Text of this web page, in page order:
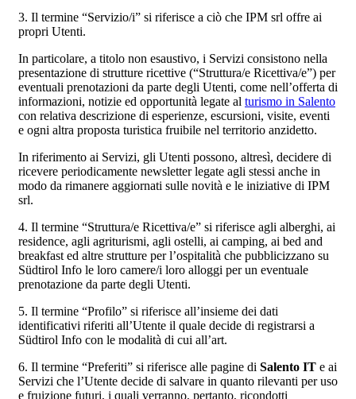
3. Il termine “Servizio/i” si riferisce a ciò che IPM srl offre ai
propri Utenti.
In particolare, a titolo non esaustivo, i Servizi consistono nella
presentazione di strutture ricettive (“Struttura/e Ricettiva/e”) per
eventuali prenotazioni da parte degli Utenti, come nell’offerta di
informazioni, notizie ed opportunità legate al turismo in Salento
con relativa descrizione di esperienze, escursioni, visite, eventi
e ogni altra proposta turistica fruibile nel territorio anzidetto.
In riferimento ai Servizi, gli Utenti possono, altresì, decidere di
ricevere periodicamente newsletter legate agli stessi anche in
modo da rimanere aggiornati sulle novità e le iniziative di IPM
srl.
4. Il termine “Struttura/e Ricettiva/e” si riferisce agli alberghi, ai
residence, agli agriturismi, agli ostelli, ai camping, ai bed and
breakfast ed altre strutture per l’ospitalità che pubblicizzano su
Südtirol Info le loro camere/i loro alloggi per un eventuale
prenotazione da parte degli Utenti.
5. Il termine “Profilo” si riferisce all’insieme dei dati
identificativi riferiti all’Utente il quale decide di registrarsi a
Südtirol Info con le modalità di cui all’art.
6. Il termine “Preferiti” si riferisce alle pagine di Salento IT e ai
Servizi che l’Utente decide di salvare in quanto rilevanti per uso
e fruizione futuri, i quali verranno, pertanto, ricondotti